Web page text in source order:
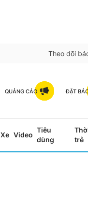
Theo dõi
QUẢNG CÁO ĐẶT
Xe Video
Tiêu
dùng
trẻ